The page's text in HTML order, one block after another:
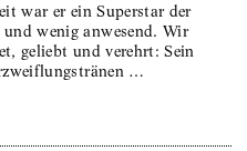
war er ein Superstar der
wenig anwesend. Wir
geliebt und verehrt: Sein
…